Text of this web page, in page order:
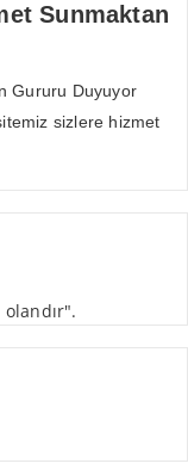
Sunmaktan
Gururu Duyuyor
sizlere hizmet
olandır".